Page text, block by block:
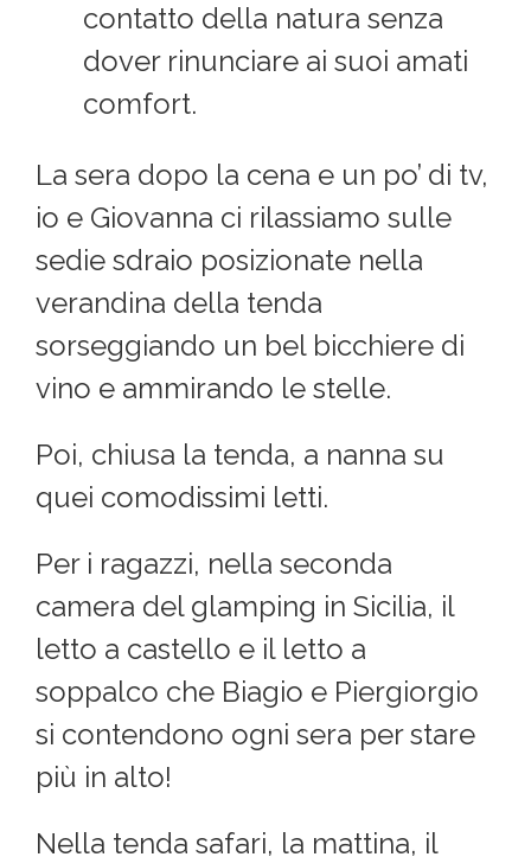
contatto della natura senza
dover rinunciare ai suoi amati
comfort.
La sera dopo la cena e un po’ di tv,
io e Giovanna ci rilassiamo sulle
sedie sdraio posizionate nella
verandina della tenda
sorseggiando un bel bicchiere di
vino e ammirando le stelle.
Poi, chiusa la tenda, a nanna su
quei comodissimi letti.
Per i ragazzi, nella seconda
camera del glamping in Sicilia, il
letto a castello e il letto a
soppalco che Biagio e Piergiorgio
si contendono ogni sera per stare
più in alto!
Nella tenda safari, la mattina, il